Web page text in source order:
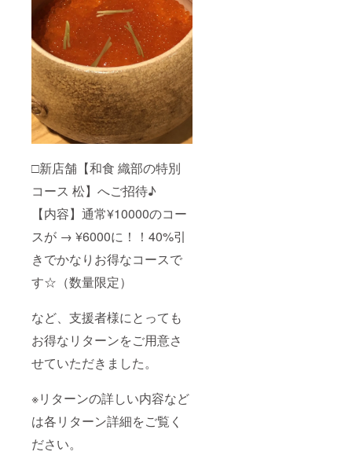
□新店舗【和食 織部の特別
コース 松】へご招待♪
【内容】通常¥10000のコー
スが → ¥6000に！！40%引
きでかなりお得なコースで
す☆（数量限定）
など、支援者様にとっても
お得なリターンをご用意さ
せていただきました。
※リターンの詳しい内容など
は各リターン詳細をご覧く
ださい。